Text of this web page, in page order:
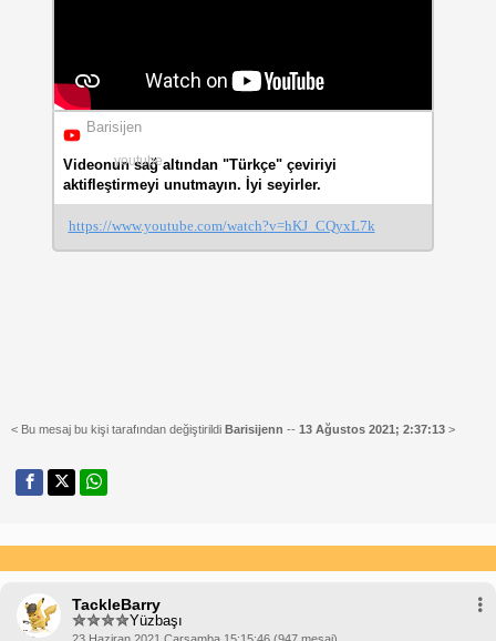
Barisijen
youtube
Videonun sağ altından "Türkçe" çeviriyi
aktifleştirmeyi unutmayın. İyi seyirler.
https://www.youtube.com/watch?v=hKJ_CQyxL7k
< Bu mesaj bu kişi tarafından değiştirildi Barisijenn -- 13 Ağustos 2021; 2:37:13 >
TackleBarry
Yüzbaşı